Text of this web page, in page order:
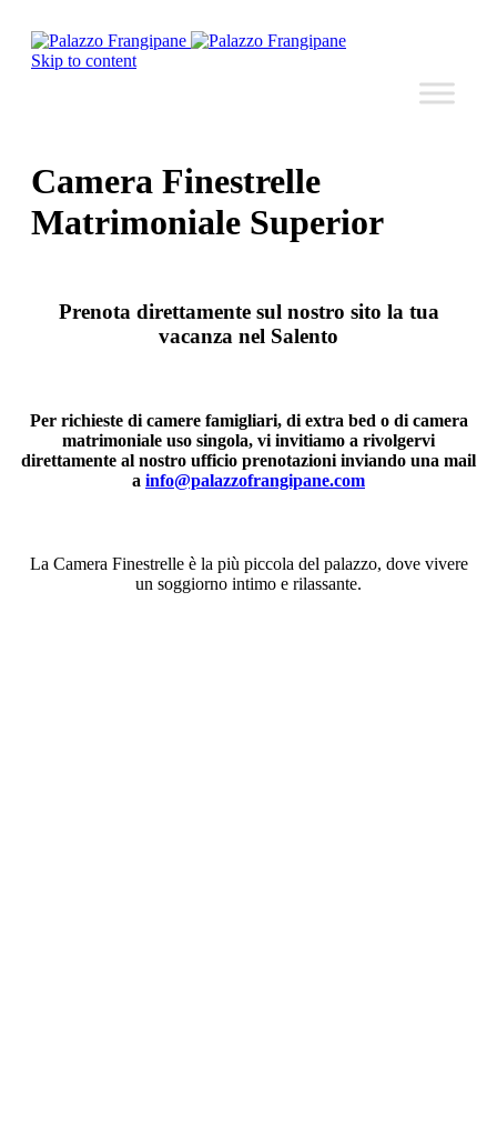
Skip to content
Camera Finestrelle
Matrimoniale Superior
Prenota direttamente sul nostro sito la tua
vacanza nel Salento
Per richieste di camere famigliari, di extra bed o di camera
matrimoniale uso singola, vi invitiamo a rivolgervi
direttamente al nostro ufficio prenotazioni inviando una mail
a info@palazzofrangipane.com
La Camera Finestrelle è la più piccola del palazzo, dove vivere
un soggiorno intimo e rilassante.